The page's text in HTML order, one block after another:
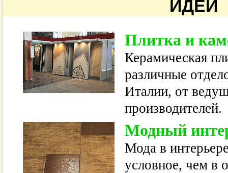
ИДЕИ
Плитка и
Керамическая
различные
Италии, от
производителей.
Модный
Мода в
условное, чем в